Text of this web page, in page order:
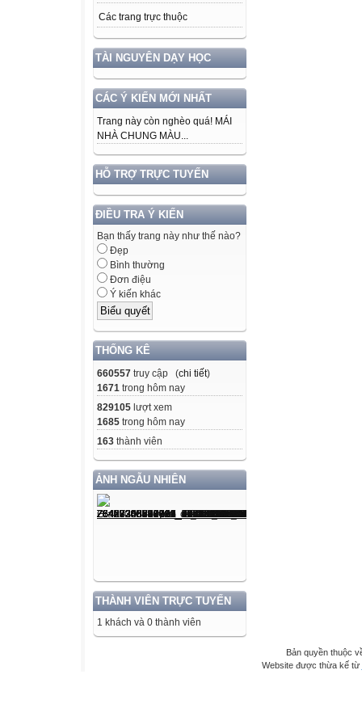
Các trang trực thuộc
TÀI NGUYÊN DẠY HỌC
CÁC Ý KIẾN MỚI NHẤT
Trang này còn nghèo quá! MÁI
NHÀ CHUNG MÀU...
HỖ TRỢ TRỰC TUYẾN
ĐIỀU TRA Ý KIẾN
Bạn thấy trang này như thế nào?
Đẹp
Bình thường
Đơn điệu
Ý kiến khác
THỐNG KÊ
660557 truy cập (chi tiết)
1671 trong hôm nay
829105 lượt xem
1685 trong hôm nay
163 thành viên
ẢNH NGẪU NHIÊN
THÀNH VIÊN TRỰC TUYẾN
1 khách và 0 thành viên
Bản quyền thuộc
Website được thừa kế từ